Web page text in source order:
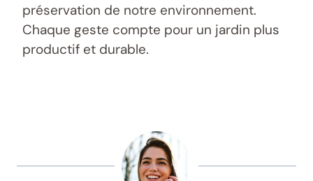
préservation de notre environnement.
Chaque geste compte pour un jardin plus
productif et durable.